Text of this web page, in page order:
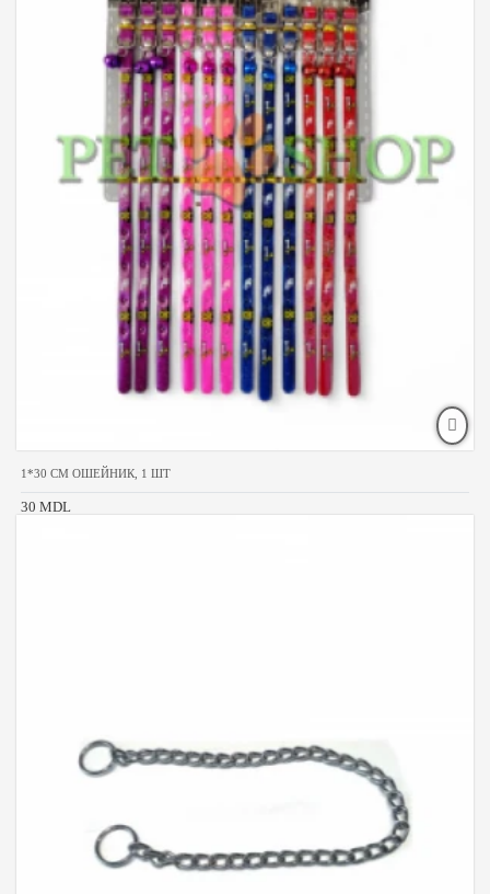
1*30 CM ОШЕЙНИК, 1 ШТ
30 MDL